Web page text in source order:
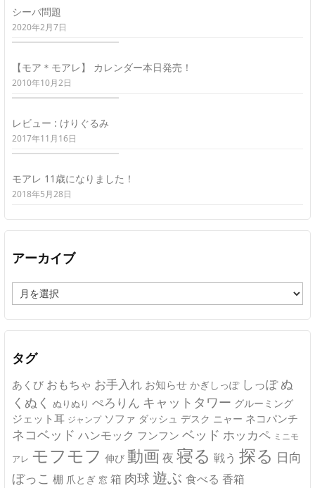
シーバ問題
2020年2月7日
【モア＊モアレ】 カレンダー本日発売！
2010年10月2日
レビュー : けりぐるみ
2017年11月16日
モアレ 11歳になりました！
2018年5月28日
アーカイブ
ー
カ
イ
タグ
あくび おもちゃ お手入れ お知らせ かぎしっぽ しっぽ ぬ
くぬく ぬりぬり ぺろりん キャットタワー グルーミング
ジェット耳 ジャンプ ソファ ダッシュ デスク ニャー ネコパンチ
ネコベッド ハンモック フンフン ベッド ホッカペ ミニモ
アレ モフモフ 伸び 動画 夜 寝る 戦う 探る 日向
ぼっこ 棚 爪とぎ 窓 箱 肉球 遊ぶ 食べる 香箱